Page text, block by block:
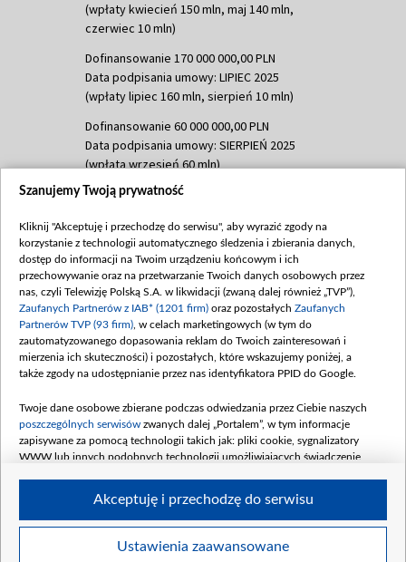
(wpłaty kwiecień 150 mln, maj 140 mln,
czerwiec 10 mln)
Dofinansowanie 170 000 000,00 PLN
Data podpisania umowy: LIPIEC 2025
(wpłaty lipiec 160 mln, sierpień 10 mln)
Dofinansowanie 60 000 000,00 PLN
Data podpisania umowy: SIERPIEŃ 2025
(wpłata wrzesień 60 mln)
Dofinansowanie 635 783 051,21 PLN
(wpłata wrzesień 100 mln, październik 350
mln, listopad 265 mln)
Dofinansowanie 48 862 000,00 PLN
Data podpisania umowy: GRUDZIEŃ 2025
(wpłata grudzień 60,548 mln)
Dofinansowanie 900 000 000,00 PLN
Data podpisania umowy: LUTY 2026 (wpłata
kwiecień 180 mln, 7 maja 180 mln, 8
czerwca 90 mln)
Dofinansowanie 250 000 000,00 PLN
4 sierpnia 250 mln
Szanujemy Twoją prywatność
Kliknij "Akceptuję i przechodzę do serwisu", aby wyrazić zgody na
korzystanie z technologii automatycznego śledzenia i zbierania danych,
dostęp do informacji na Twoim urządzeniu końcowym i ich
przechowywanie oraz na przetwarzanie Twoich danych osobowych przez
nas, czyli Telewizję Polską S.A. w likwidacji (zwaną dalej również „TVP”),
Zaufanych Partnerów z IAB* (1201 firm) oraz pozostałych Zaufanych
Partnerów TVP (93 firm) , w celach marketingowych (w tym do
zautomatyzowanego dopasowania reklam do Twoich zainteresowań i
mierzenia ich skuteczności) i pozostałych, które wskazujemy poniżej, a
także zgody na udostępnianie przez nas identyfikatora PPID do Google.
Twoje dane osobowe zbierane podczas odwiedzania przez Ciebie naszych
poszczególnych serwisów zwanych dalej „Portalem”, w tym informacje
zapisywane za pomocą technologii takich jak: pliki cookie, sygnalizatory
WWW lub innych podobnych technologii umożliwiających świadczenie
Twoje dane osobowe zbierane podczas odwiedzania przez Ciebie
Ustawienia zaawansowane
Akceptuję i przechodzę do serwisu